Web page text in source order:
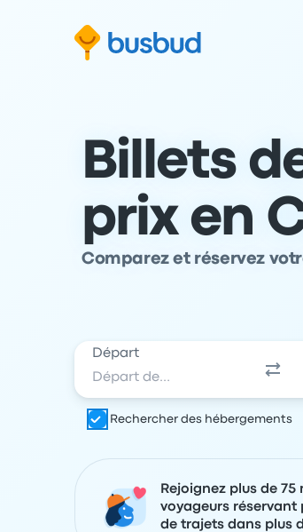
formulaire de recherche
Aller au contenu
Aller au pied de page
Billets
prix en
Comparez et réservez
Départ
Rechercher des hébergements
Rejoignez plus de 75
voyageurs réservant
de trajets dans plus